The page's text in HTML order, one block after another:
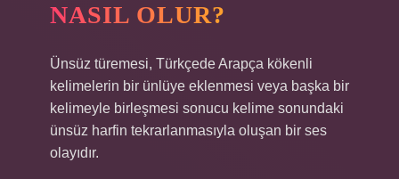
NASIL OLUR?
Ünsüz türemesi, Türkçede Arapça kökenli
kelimelerin bir ünlüye eklenmesi veya başka bir
kelimeyle birleşmesi sonucu kelime sonundaki
ünsüz harfin tekrarlanmasıyla oluşan bir ses
olayıdır.